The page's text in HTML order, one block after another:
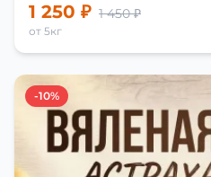
1 250 ₽ 1 450 ₽
от 5кг
-10%